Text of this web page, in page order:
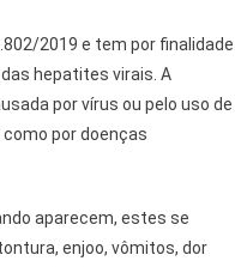
2019 e tem por finalidade
hepatites virais. A
por vírus ou pelo uso de
por doenças
aparecem, estes se
enjoo, vômitos, dor